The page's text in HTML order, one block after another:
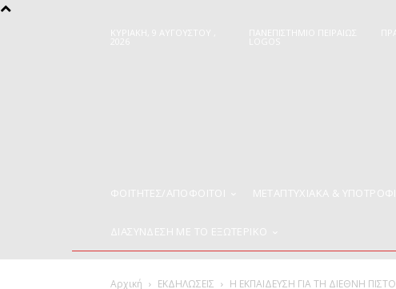
ΚΥΡΙΑΚΉ, 9 ΑΥΓΟΎΣΤΟΥ , ΠΑΝΕΠΙΣΤΗΜΙΟ ΠΕΙΡΑΙΩΣ
ΦΟΙΤΗΤΈΣ/ΑΠΌΦΟΙΤΟΙ ΜΕΤΑΠΤΥΧΙΑΚΑ &
ΔΙΑΣΥΝΔΕΣΗ ΜΕ ΤΟ ΕΞΩΤΕΡΙΚΟ
Αρχική ΕΚΔΗΛΩΣΕΙΣ Η ΕΚΠΑΙΔΕΥΣΗ ΓΙΑ ΤΗ ΔΙΕΘΝΗ